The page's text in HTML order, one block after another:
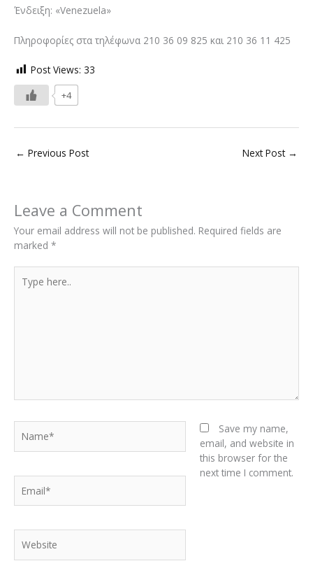
Ένδειξη: «Venezuela»
Πληροφορίες στα τηλέφωνα 210 36 09 825 και 210 36 11 425
Post Views: 33
+4
← Previous Post Next Post →
Leave a Comment
Your email address will not be published. Required fields are
marked *
here..
Save my name,
email, and website in
this browser for the
next time I comment.